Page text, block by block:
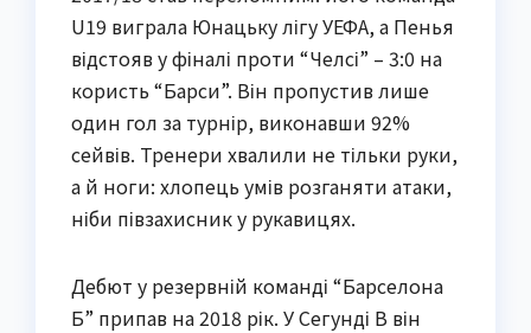
U19 виграла Юнацьку лігу УЕФА, а Пенья
відстояв у фіналі проти “Челсі” – 3:0 на
користь “Барси”. Він пропустив лише
один гол за турнір, виконавши 92%
сейвів. Тренери хвалили не тільки руки,
а й ноги: хлопець умів розганяти атаки,
ніби півзахисник у рукавицях.
Дебют у резервній команді “Барселона
Б” припав на 2018 рік. У Сегунді B він